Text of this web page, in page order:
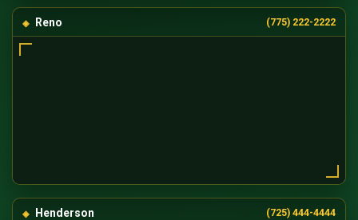
Reno (775) 222-2222
Henderson (725) 444-4444